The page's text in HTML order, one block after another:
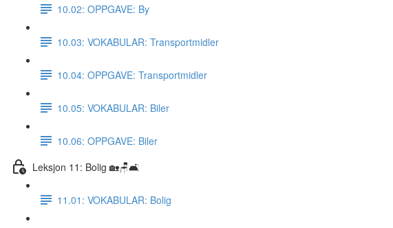
10.02: OPPGAVE: By
10.03: VOKABULAR: Transportmidler
10.04: OPPGAVE: Transportmidler
10.05: VOKABULAR: Biler
10.06: OPPGAVE: Biler
Leksjon 11: Bolig 🏡🪑🛋
11.01: VOKABULAR: Bolig